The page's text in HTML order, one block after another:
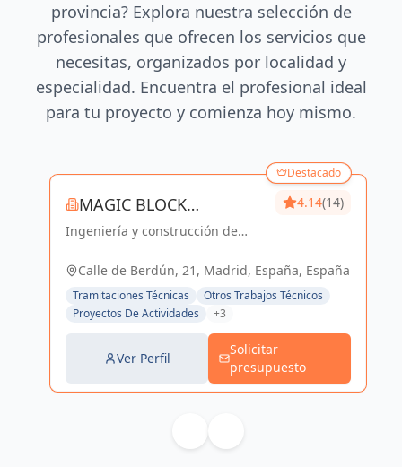
provincia? Explora nuestra selección de
profesionales que ofrecen los servicios que
necesitas, organizados por localidad y
especialidad. Encuentra el profesional ideal
para tu proyecto y comienza hoy mismo.
Destacado
MAGIC BLOCK
ENGINEERS
Ingeniería y construcción de
en Madrid y Sevilla La Nueva.
4.14(14)
Calle de Berdún, 21, Madrid, España, España
Tramitaciones Técnicas
Otros Trabajos Técnicos
Proyectos De Actividades
+3
Ver Perfil
Solicitar
presupuesto